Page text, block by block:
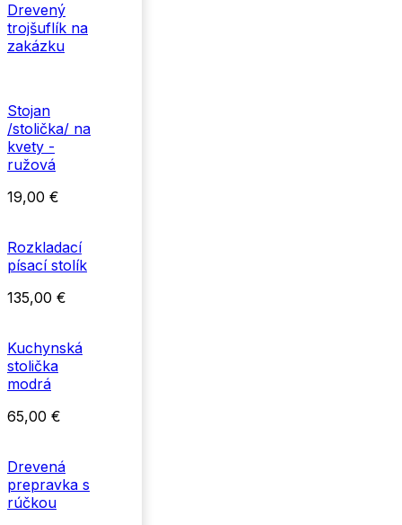
Drevený
trojšuflík na
zakázku
Stojan
/stolička/ na
kvety -
ružová
19,00 €
Rozkladací
písací stolík
135,00 €
Kuchynská
stolička
modrá
65,00 €
Drevená
prepravka s
rúčkou